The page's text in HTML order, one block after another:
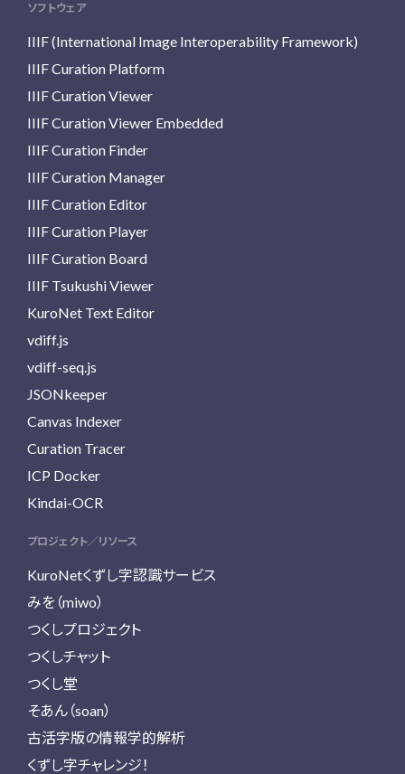
ソフトウェア
IIIF (International Image Interoperability Framework)
IIIF Curation Platform
IIIF Curation Viewer
IIIF Curation Viewer Embedded
IIIF Curation Finder
IIIF Curation Manager
IIIF Curation Editor
IIIF Curation Player
IIIF Curation Board
IIIF Tsukushi Viewer
KuroNet Text Editor
vdiff.js
vdiff-seq.js
JSONkeeper
Canvas Indexer
Curation Tracer
ICP Docker
Kindai-OCR
プロジェクト／リソース
KuroNetくずし字認識サービス
みを（miwo）
つくしプロジェクト
つくしチャット
つくし堂
そあん（soan）
古活字版の情報学的解析
くずし字チャレンジ！